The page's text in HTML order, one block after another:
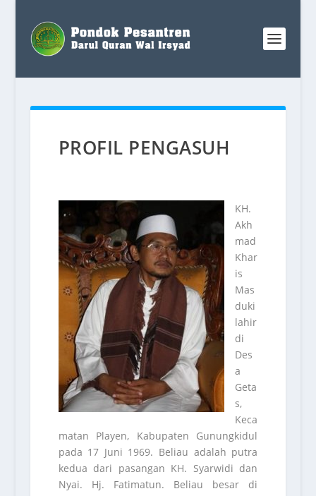
PROFIL PENGASUH
KH.
Akh
mad
Khar
is
Mas
duki
lahir
di
Des
a
Geta
s,
Keca
matan Playen, Kabupaten Gunungkidul
pada 17 Juni 1969. Beliau adalah putra
kedua dari pasangan KH. Syarwidi dan
Nyai. Hj. Fatimatun. Beliau besar di